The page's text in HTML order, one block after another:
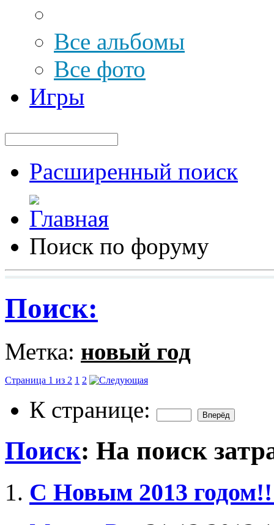
Все альбомы
Все фото
Игры
Расширенный поиск
Поиск по форуму
Поиск:
Метка: новый год
Страница 1 из 2 1 2
К странице:
Поиск: На поиск
С Новым 2013